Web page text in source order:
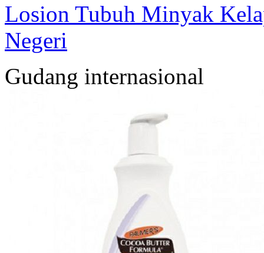
Losion Tubuh Minyak
Negeri
Gudang internasional